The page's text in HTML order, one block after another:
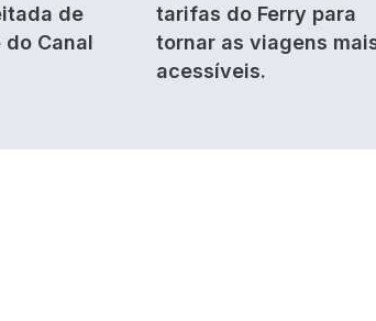
de
do Canal
tarifas do Ferry para
tornar as viagens
acessíveis.